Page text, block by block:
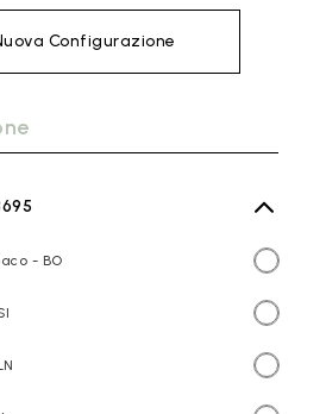
Configurazione
- BO